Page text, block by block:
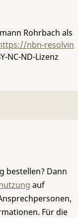
Rohrbach als
nbn-resolvin
NC-ND-Lizenz
bestellen? Dann
auf
Für die